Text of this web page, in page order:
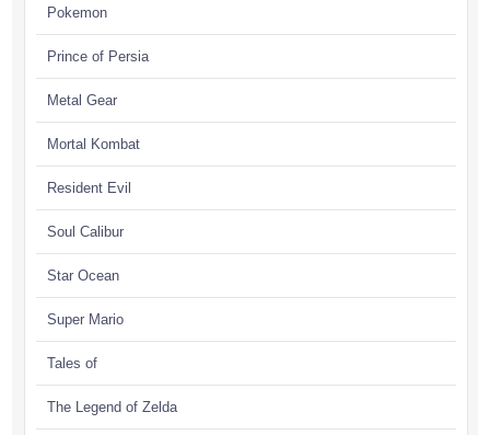
Pokemon
Prince of Persia
Metal Gear
Mortal Kombat
Resident Evil
Soul Calibur
Star Ocean
Super Mario
Tales of
The Legend of Zelda